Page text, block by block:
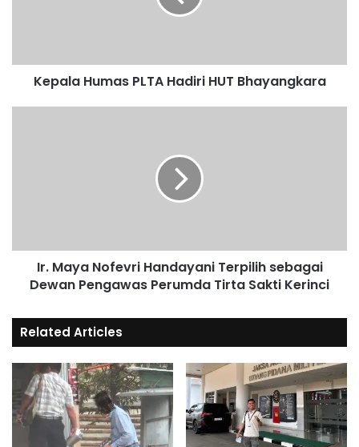
Kepala Humas PLTA Hadiri HUT Bhayangkara
Ir. Maya Nofevri Handayani Terpilih sebagai
Dewan Pengawas Perumda Tirta Sakti Kerinci
Related Articles